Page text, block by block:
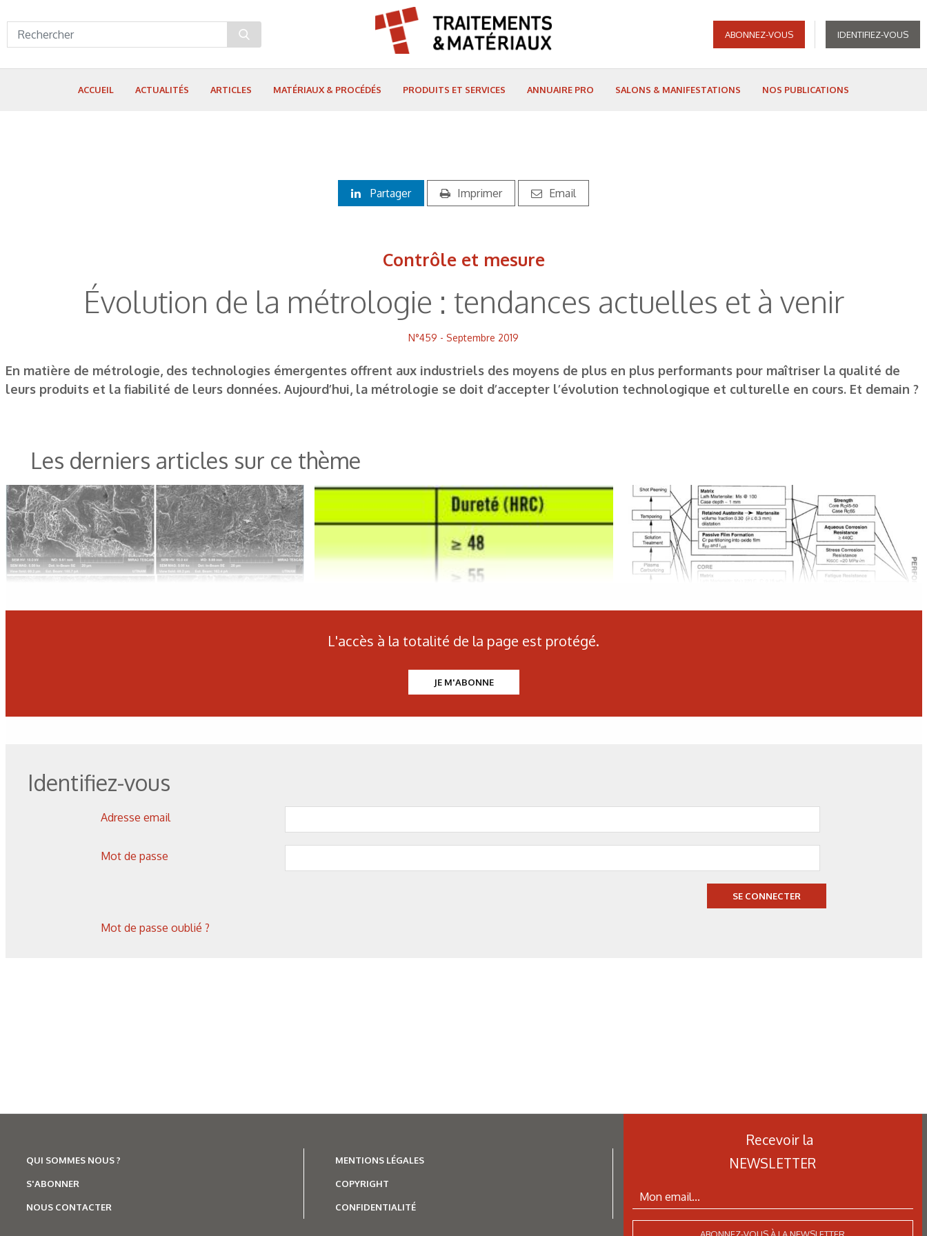
ABONNEZ-VOUS IDENTIFIEZ-VOUS
ACCUEIL ACTUALITÉS ARTICLES MATÉRIAUX & PROCÉDÉS PRODUITS ET SERVICES ANNUAIRE PRO SALONS & MANIFESTATIONS NOS PUBLICATIONS
Partager Imprimer Email
Contrôle et mesure
Évolution de la métrologie : tendances actuelles et à venir
N°459 - Septembre 2019
En matière de métrologie, des technologies émergentes offrent aux industriels des moyens de plus en plus performants pour maîtriser la qualité de
leurs produits et la fiabilité de leurs données. Aujourd’hui, la métrologie se doit d’accepter l’évolution technologique et culturelle en cours. Et demain ?
Les derniers articles sur ce thème
de titane : revue des principales
N°500 - Mai / Juin 2026
Les aciers pour trempe
Simulation métallurgique
L'accès à la totalité de la page est protégé.
JE M'ABONNE
Identifiez-vous
Adresse email
Mot de passe
SE CONNECTER
Mot de passe oublié ?
QUI SOMMES NOUS ?
S'ABONNER
NOUS CONTACTER
MENTIONS LÉGALES
COPYRIGHT
CONFIDENTIALITÉ
Recevoir la
NEWSLETTER